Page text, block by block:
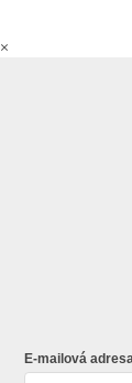
×
E-mailová adresa